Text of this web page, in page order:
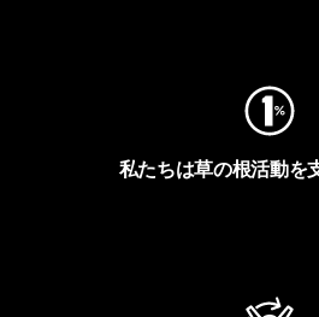
私たちは草の根活動を